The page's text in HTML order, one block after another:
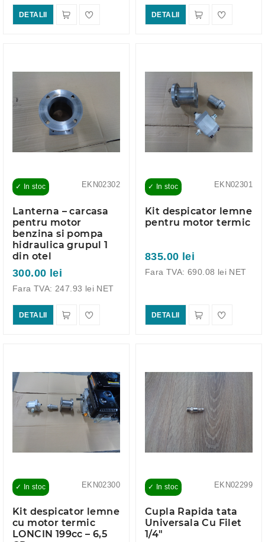
DETALII DETALII
EKN02302
✓ In stoc
Lanterna – carcasa
pentru motor
benzina si pompa
hidraulica grupul 1
din otel
300.00 lei
Fara TVA: 247.93 lei NET
DETALII
EKN02301
✓ In stoc
Kit despicator lemne
pentru motor termic
835.00 lei
Fara TVA: 690.08 lei NET
DETALII
EKN02300
✓ In stoc
Kit despicator lemne
cu motor termic
LONCIN 199cc – 6,5
EKN02299
✓ In stoc
Cupla Rapida tata
Universala Cu Filet
1/4"